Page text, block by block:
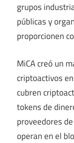
grupos
públicas y
proporcionen
MiCA creó un
criptoactivos
cubren
tokens de
proveedores
operan en el